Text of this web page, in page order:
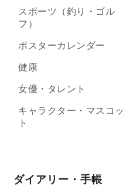
スポーツ（釣り・ゴル
フ）
ポスターカレンダー
健康
女優・タレント
キャラクター・マスコッ
ト
ダイアリー・手帳